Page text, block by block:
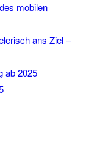
mobilen
ans Ziel –
ab 2025